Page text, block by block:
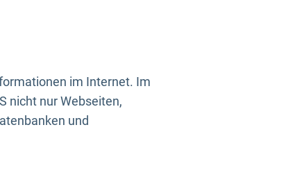
im Internet. Im
nicht nur Webseiten,
und